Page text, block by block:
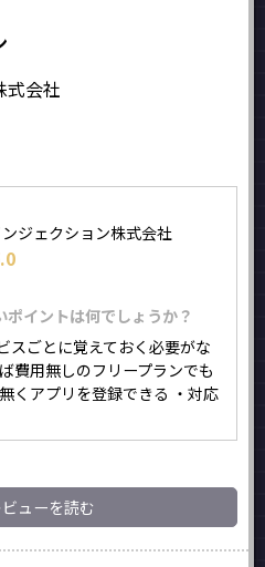
式会社
ジェクション株式会社
イントは何でしょうか？
スごとに覚えておく必要がな
費用無しのフリープランでも
くアプリを登録できる ・対応
ューを読む